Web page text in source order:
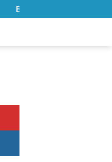
Lampung Selatan